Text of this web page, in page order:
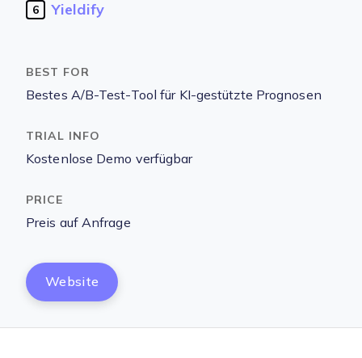
6 Yieldify
Bestes A/B-Test-Tool für KI-gestützte Prognosen
Kostenlose Demo verfügbar
Preis auf Anfrage
Website